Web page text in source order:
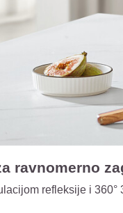
ravnomerno
refleksije i